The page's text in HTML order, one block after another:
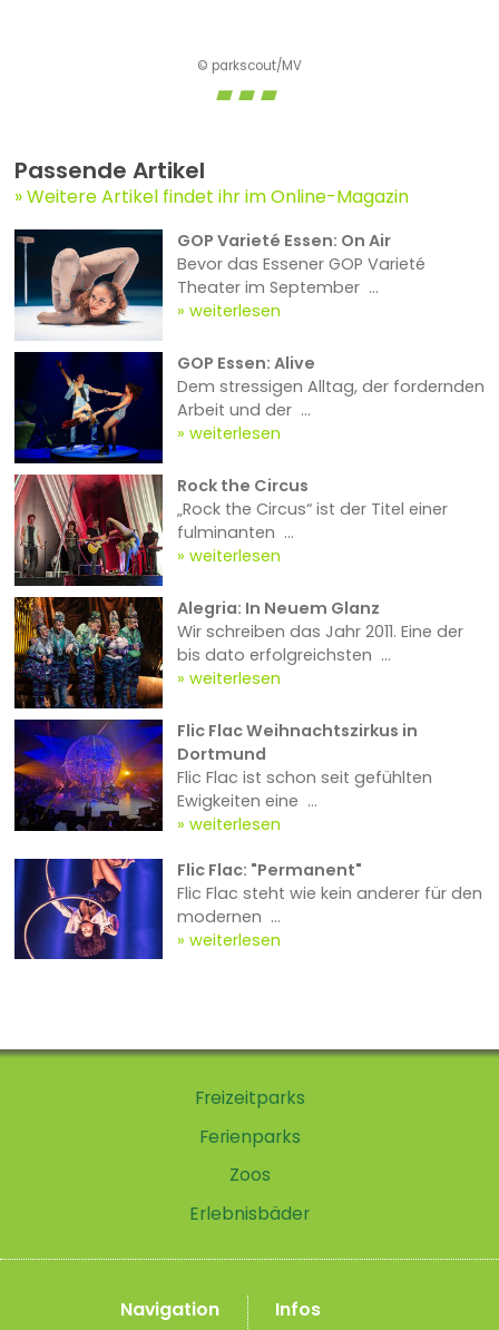
© parkscout/MV
Passende Artikel
Weitere Artikel findet ihr im Online-Magazin
GOP Varieté Essen: On Air
Bevor das Essener GOP Varieté
Theater im September ...
weiterlesen
GOP Essen: Alive
Dem stressigen Alltag, der fordernden
Arbeit und der ...
weiterlesen
Rock the Circus
„Rock the Circus“ ist der Titel einer
fulminanten ...
weiterlesen
Alegria: In Neuem Glanz
Wir schreiben das Jahr 2011. Eine der
bis dato erfolgreichsten ...
weiterlesen
Flic Flac Weihnachtszirkus in
Dortmund
Flic Flac ist schon seit gefühlten
Ewigkeiten eine ...
weiterlesen
Flic Flac: "Permanent"
Flic Flac steht wie kein anderer für den
modernen ...
weiterlesen
Freizeitparks
Ferienparks
Zoos
Erlebnisbäder
Navigation
Infos